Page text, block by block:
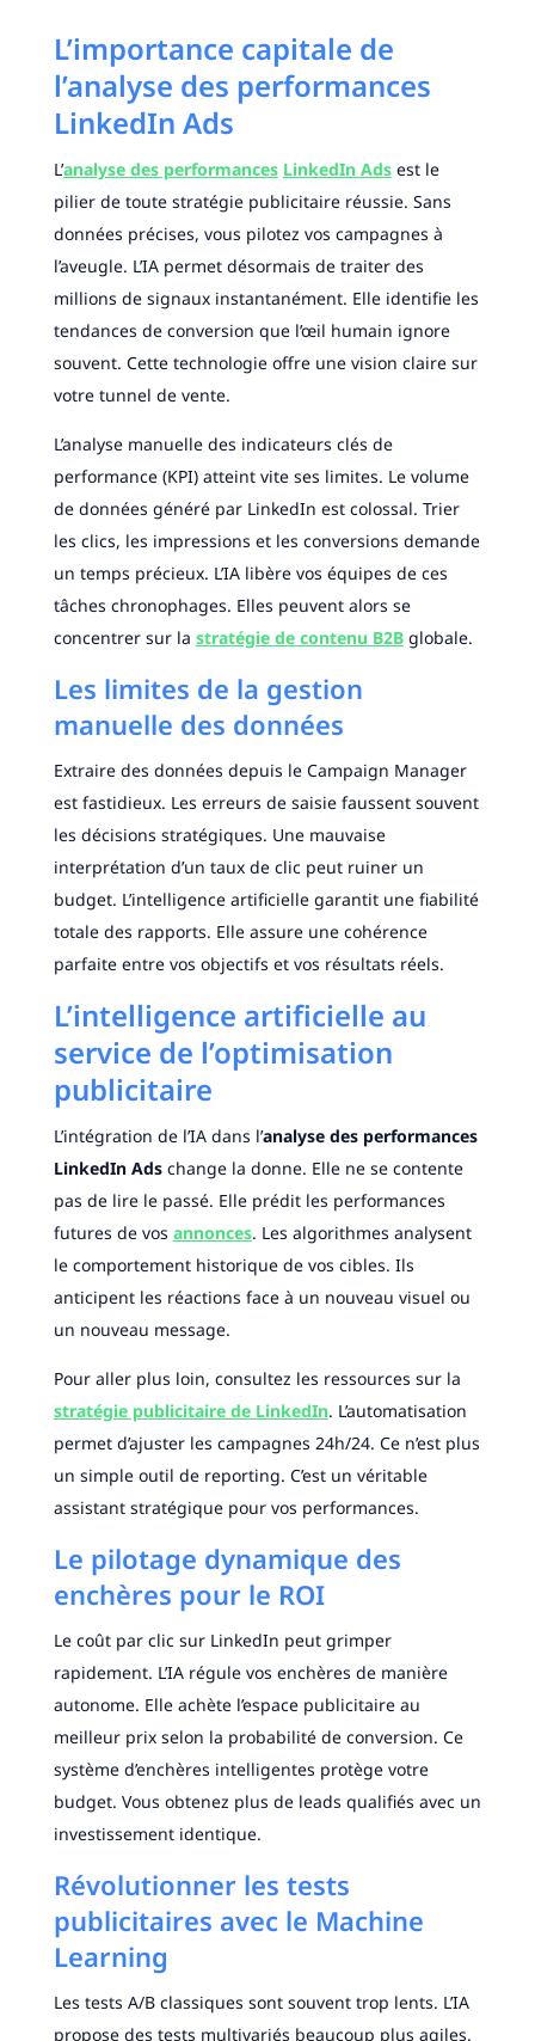
L’importance capitale de
l’analyse des performances
LinkedIn Ads
L’analyse des performances LinkedIn Adsest le
pilier de toute stratégie publicitaire réussie. Sans
données précises, vous pilotez vos campagnes à
l’aveugle. L’IA permet désormais de traiter des
millions de signaux instantanément. Elle identifie les
tendances de conversion que l’œil humain ignore
souvent. Cette technologie offre une vision claire sur
votre tunnel de vente.
L’analyse manuelle des indicateurs clés de
performance (KPI) atteint vite ses limites. Le volume
de données généré par LinkedIn est colossal. Trier
les clics, les impressions et les conversions demande
un temps précieux. L’IA libère vos équipes de ces
tâches chronophages. Elles peuvent alors se
concentrer sur la stratégie de contenu B2Bglobale.
Les limites de la gestion
manuelle des données
Extraire des données depuis le Campaign Manager
est fastidieux. Les erreurs de saisie faussent souvent
les décisions stratégiques. Une mauvaise
interprétation d’un taux de clic peut ruiner un
budget. L’intelligence artificielle garantit une fiabilité
totale des rapports. Elle assure une cohérence
parfaite entre vos objectifs et vos résultats réels.
L’intelligence artificielle au
service de l’optimisation
publicitaire
L’intégration de l’IA dans l’analyse des performances
LinkedIn Adschange la donne. Elle ne se contente
pas de lire le passé. Elle prédit les performances
futures de vos annonces. Les algorithmes analysent
le comportement historique de vos cibles. Ils
anticipent les réactions face à un nouveau visuel ou
un nouveau message.
Pour aller plus loin, consultez les ressources sur la
stratégie publicitaire de LinkedIn. L’automatisation
permet d’ajuster les campagnes 24h/24. Ce n’est plus
un simple outil de reporting. C’est un véritable
assistant stratégique pour vos performances.
Le pilotage dynamique des
enchères pour le ROI
Le coût par clic sur LinkedIn peut grimper
rapidement. L’IA régule vos enchères de manière
autonome. Elle achète l’espace publicitaire au
meilleur prix selon la probabilité de conversion. Ce
système d’enchères intelligentes protège votre
budget. Vous obtenez plus de leads qualifiés avec un
investissement identique.
Révolutionner les tests
publicitaires avec le Machine
Learning
Les tests A/B classiques sont souvent trop lents. L’IA
propose des tests multivariés beaucoup plus agiles.